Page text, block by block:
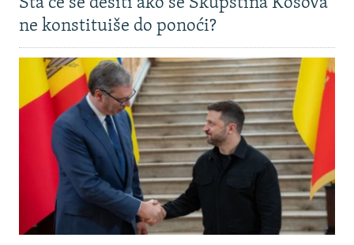
ne konstituiše do ponoći?